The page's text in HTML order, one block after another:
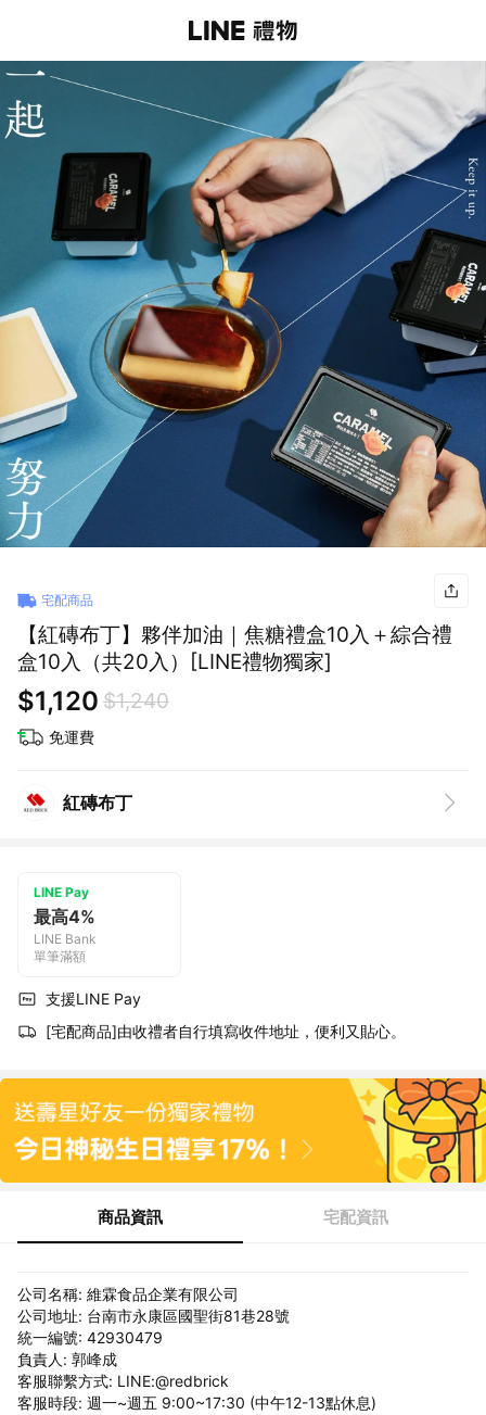
宅配商品
【紅磚布丁】夥伴加油｜焦糖禮盒10入＋綜合禮
盒10入（共20入）[LINE禮物獨家]
$1,120 $1,240
免運費
紅磚布丁
LINE Pay
最高4%
LINE Bank
單筆滿額
支援LINE Pay
[宅配商品]由收禮者自行填寫收件地址，便利又貼心。
商品資訊 宅配資訊
公司名稱: 維霖食品企業有限公司
公司地址: 台南市永康區國聖街81巷28號
統一編號: 42930479
負責人: 郭峰成
客服聯繫方式: LINE:@redbrick
客服時段: 週一~週五 9:00~17:30 (中午12-13點休息)